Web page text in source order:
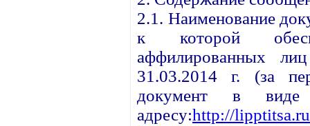
2.1. Наименование
к которой
аффилированных
31.03.2014 г. (за
документ в
адресу:http://